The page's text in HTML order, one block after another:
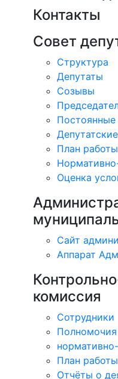
Контакты
Совет
Структура
Депутаты
Созывы
План работы
Оценка
Сайт
Аппарат
комиссия
Сотрудники
Полномочия
План работы
Отчёты о